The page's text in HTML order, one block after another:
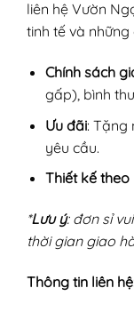
liên hệ Vườn
tinh tế và
Chính sách
gấp), bình
Ưu đãi: Tặng
yêu cầu.
Thiết kế theo
*Lưu ý: đơn sỉ
thời gian giao
Thông tin liên